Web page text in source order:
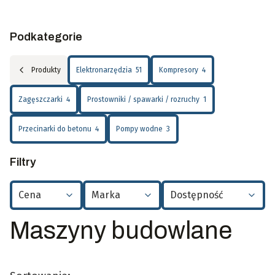
Podkategorie
Produkty Elektronarzędzia 51 Kompresory 4
Zagęszczarki 4 Prostowniki / spawarki / rozruchy 1
Przecinarki do betonu 4 Pompy wodne 3
Filtry
Cena Marka Dostępność
Koniec filtrów
Maszyny budowlane